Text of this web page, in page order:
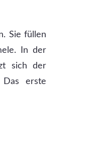
Sie füllen
In der
sich der
Das erste